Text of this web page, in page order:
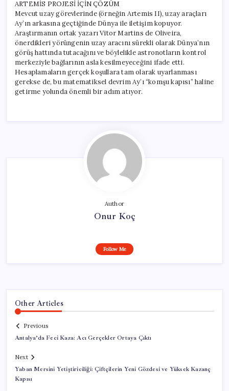
ARTEMİS PROJESİ İÇİN ÇÖZÜM
Mevcut uzay görevlerinde (örneğin Artemis II), uzay araçları
Ay’ın arkasına geçtiğinde Dünya ile iletişim kopuyor.
Araştırmanın ortak yazarı Vitor Martins de Oliveira,
önerdikleri yörüngenin uzay aracını sürekli olarak Dünya’nın
görüş hattında tutacağını ve böylelikle astronotların kontrol
merkeziyle bağlarının asla kesilmeyeceğini ifade etti.
Hesaplamaların gerçek koşullara tam olarak uyarlanması
gerekse de, bu matematiksel devrim Ay’ı “komşu kapısı” haline
getirme yolunda önemli bir adım atıyor.
Author
Onur Koç
Follow Me
Other Articles
Previous
Antalya’da Feci Kaza: Acı Gerçekler Ortaya Çıktı
Next
Yaban Mersini Yetiştiriciliği: Çiftçilerin Yeni Gözdesi ve Yüksek Kazanç
Kapısı